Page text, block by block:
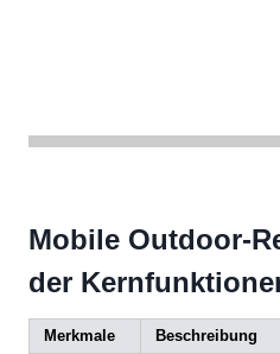
Mobile Outdoor-
der
Merkmale Beschreibung